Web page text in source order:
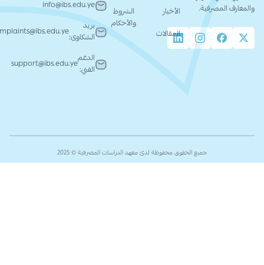
والمعارف المصرفية.
الأخبار
المقالات
الشروط
والأحكام
info@ibs.edu.ye
بريد
الشكاوى:
complaints@ibs.edu.ye
الدعم
الفني:
support@ibs.edu.ye
جميع الحقوق محفوظة لدى معهد الدراسات المصرفية © 2025